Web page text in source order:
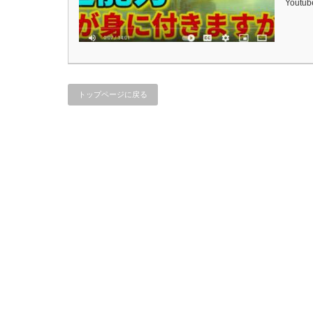
トップページに戻る